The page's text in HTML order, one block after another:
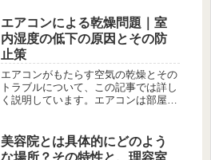
限後に水を捨てる人と飲み続ける人の
考えなどについて詳しく掘り下げてい
きま...
エアコンによる乾燥問題｜室
内湿度の低下の原因とその防
止策
エアコンがもたらす空気の乾燥とその
トラブルについて、この記事では詳し
く説明しています。エアコンは部屋を
あるトラブルについても解説していま
す。さらに、エアコン乾燥を防ぐため
美容院とは具体的にどのよう
な場所？その特性と、理容室